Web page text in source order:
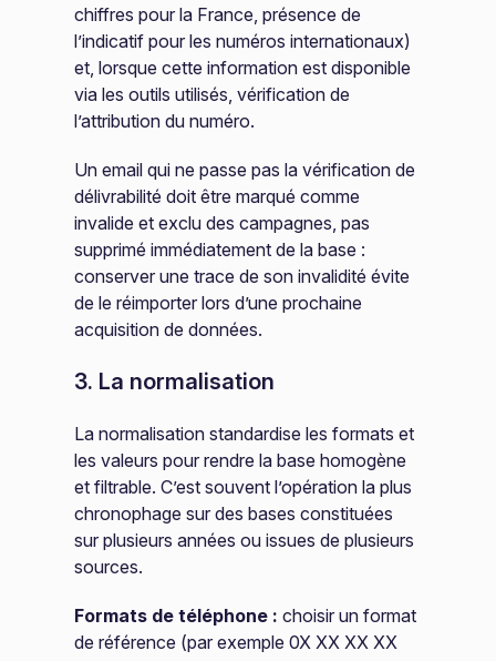
chiffres pour la France, présence de
l’indicatif pour les numéros internationaux)
et, lorsque cette information est disponible
via les outils utilisés, vérification de
l’attribution du numéro.
Un email qui ne passe pas la vérification de
délivrabilité doit être marqué comme
invalide et exclu des campagnes, pas
supprimé immédiatement de la base :
conserver une trace de son invalidité évite
de le réimporter lors d’une prochaine
acquisition de données.
3. La normalisation
La normalisation standardise les formats et
les valeurs pour rendre la base homogène
et filtrable. C’est souvent l’opération la plus
chronophage sur des bases constituées
sur plusieurs années ou issues de plusieurs
sources.
Formats de téléphone : choisir un format
de référence (par exemple 0X XX XX XX